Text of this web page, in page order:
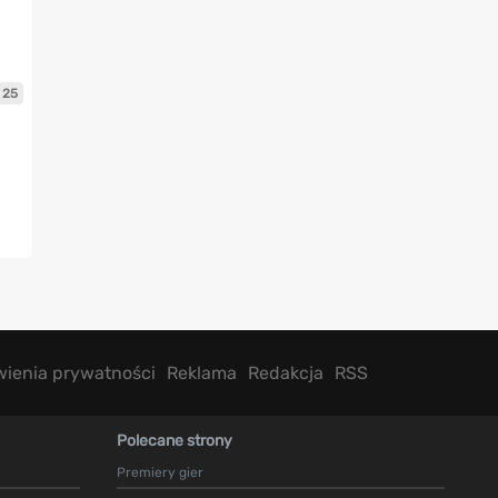
25
prywatności Reklama Redakcja RSS
Polecane strony
Premiery gier